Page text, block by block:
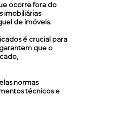
ocorre fora do
imobiliárias
de imóveis.
é crucial para
que o
normas
técnicos e